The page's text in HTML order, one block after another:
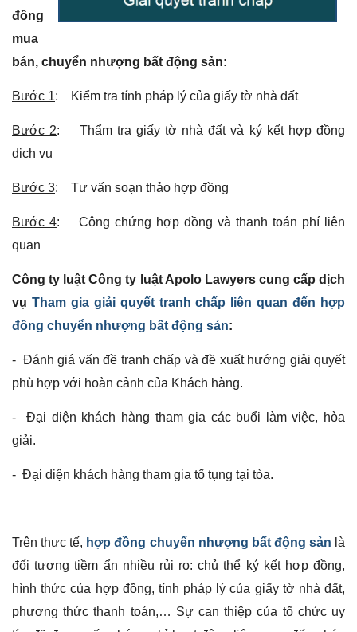
đồng
mua
bán, chuyển nhượng bất động sản:
Bước 1: Kiểm tra tính pháp lý của giấy tờ nhà đất
Bước 2: Thẩm tra giấy tờ nhà đất và ký kết hợp đồng
dịch vụ
Bước 3: Tư vấn soạn thảo hợp đồng
Bước 4: Công chứng hợp đồng và thanh toán phí liên
quan
Công ty luật Công ty luật Apolo Lawyers cung cấp dịch
vụ Tham gia giải quyết tranh chấp liên quan đến hợp
đồng chuyển nhượng bất động sản:
- Đánh giá vấn đề tranh chấp và đề xuất hướng giải quyết
phù hợp với hoàn cảnh của Khách hàng.
- Đại diện khách hàng tham gia các buổi làm việc, hòa
giải.
- Đại diện khách hàng tham gia tố tụng tại tòa.
Trên thực tế, hợp đồng chuyển nhượng bất động sản là
đối tượng tiềm ẩn nhiều rủi ro: chủ thể ký kết hợp đồng,
hình thức của hợp đồng, tính pháp lý của giấy tờ nhà đất,
phương thức thanh toán,… Sự can thiệp của tổ chức uy